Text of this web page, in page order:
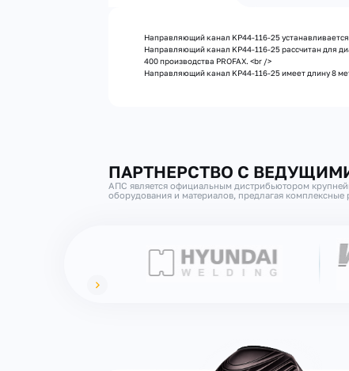
Направляющий канал KP44-116-25
Направляющий канал KP44-116-25 рассчитан для
400 производства PROFAX. <br />
Направляющий канал KP44-116-25 имеет длину 8
ПАРТНЕРСТВО С
АПС является официальным дистрибьютором
оборудования и материалов, предлагая